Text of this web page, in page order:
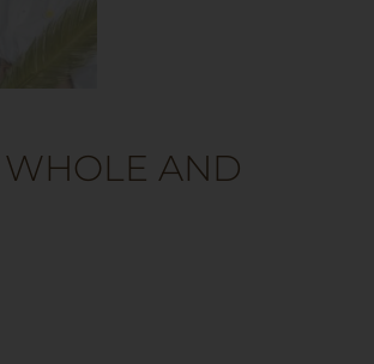
WHOLE AND